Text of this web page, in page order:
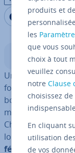
Partager
Sommaire
Un marketing
fondement d’une
boutiques en
marketing mix
Chaque canal a
long de sa
fé­rents points
produits et
les
que vous
choix à tout
veuillez
notreClause
choisissez de
En cliquant
utilisation
de vos